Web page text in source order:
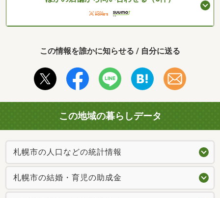
この情報を誰かに知らせる / 自分に送る
この地域の暮らしデータ
札幌市の人口などの統計情報
札幌市の結婚・育児の助成金